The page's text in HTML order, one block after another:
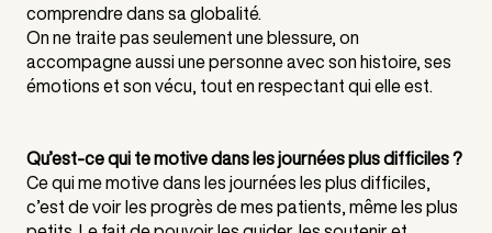
comprendre dans sa globalité.
On ne traite pas seulement une blessure, on
accompagne aussi une personne avec son histoire, ses
émotions et son vécu, tout en respectant qui elle est.
Qu’est-ce qui te motive dans les journées plus difficiles ?
Ce qui me motive dans les journées les plus difficiles,
c’est de voir les progrès de mes patients, même les plus